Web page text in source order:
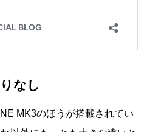
なし
MK3のほうが搭載されてい